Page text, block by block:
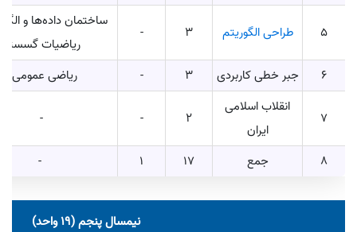
5 طراحی الگوریتم 3
-
ساختمان داده‌ها و
ریاضیات گسسته
6
جبر خطی کاربردی 3
- ریاضی عمومی2
7
انقلاب اسلامی
ایران
2
-
-
8 جمع 17
1
-
نیمسال پنجم (19 واحد)